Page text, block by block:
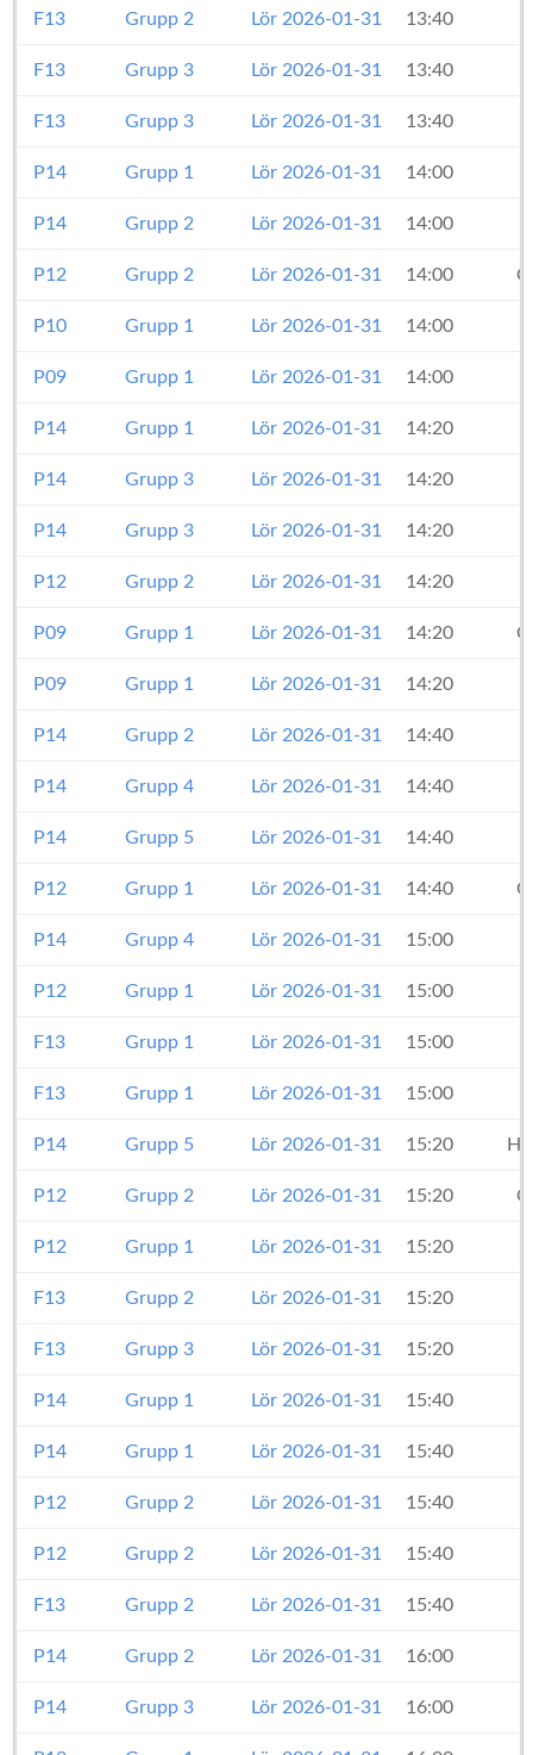
F13 Grupp 2 Lör 2026-01-31 13:40
F13 Grupp 3 Lör 2026-01-31 13:40
F13 Grupp 3 Lör 2026-01-31 13:40
P14 Grupp 1 Lör 2026-01-31 14:00
P14 Grupp 2 Lör 2026-01-31 14:00
P12 Grupp 2 Lör 2026-01-31 14:00
P10 Grupp 1 Lör 2026-01-31 14:00
P09 Grupp 1 Lör 2026-01-31 14:00
P14 Grupp 1 Lör 2026-01-31 14:20
P14 Grupp 3 Lör 2026-01-31 14:20
P14 Grupp 3 Lör 2026-01-31 14:20
P12 Grupp 2 Lör 2026-01-31 14:20
P09 Grupp 1 Lör 2026-01-31 14:20
P09 Grupp 1 Lör 2026-01-31 14:20
P14 Grupp 2 Lör 2026-01-31 14:40
P14 Grupp 4 Lör 2026-01-31 14:40
P14 Grupp 5 Lör 2026-01-31 14:40
P12 Grupp 1 Lör 2026-01-31 14:40
P14 Grupp 4 Lör 2026-01-31 15:00
P12 Grupp 1 Lör 2026-01-31 15:00
F13 Grupp 1 Lör 2026-01-31 15:00
F13 Grupp 1 Lör 2026-01-31 15:00
P14 Grupp 5 Lör 2026-01-31 15:20
P12 Grupp 2 Lör 2026-01-31 15:20
P12 Grupp 1 Lör 2026-01-31 15:20
F13 Grupp 2 Lör 2026-01-31 15:20
F13 Grupp 3 Lör 2026-01-31 15:20
P14 Grupp 1 Lör 2026-01-31 15:40
P14 Grupp 1 Lör 2026-01-31 15:40
P12 Grupp 2 Lör 2026-01-31 15:40
P12 Grupp 2 Lör 2026-01-31 15:40
F13 Grupp 2 Lör 2026-01-31 15:40
P14 Grupp 2 Lör 2026-01-31 16:00
P14 Grupp 3 Lör 2026-01-31 16:00